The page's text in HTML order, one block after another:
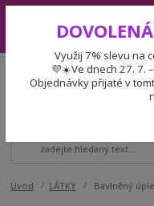
7. – 9. 8. 2026 čerpáme
odešleme
Expedice 775 866 913
Po-Čt 9-15:30 Pá 9-14:30 Pauza
Úvod LÁTKY Bavlněný
Využij 7% slevu na
💜☀️Ve dnech 27. 7.
Objednávky přijaté v